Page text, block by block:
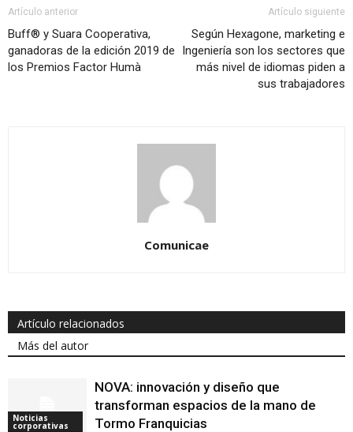
Artículo anterior
Buff® y Suara Cooperativa,
ganadoras de la edición 2019 de
los Premios Factor Humà
Artículo siguiente
Según Hexagone, marketing e
Ingeniería son los sectores que
más nivel de idiomas piden a
sus trabajadores
Comunicae
Artículo relacionados
Más del autor
Noticias
corporativas
NOVA: innovación y diseño que
transforman espacios de la mano de
Tormo Franquicias